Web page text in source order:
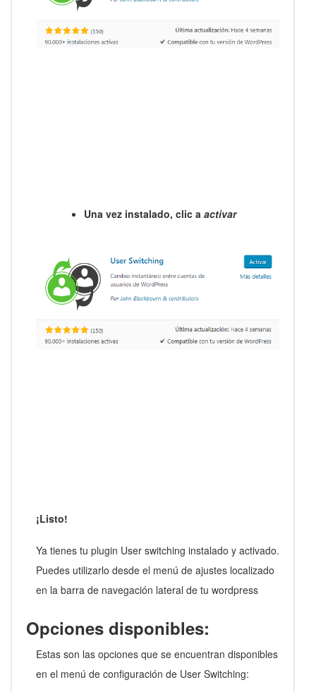
Una vez instalado, clic a activar
¡Listo!
Ya tienes tu plugin User switching instalado y activado.
Puedes utilizarlo desde el menú de ajustes localizado
en la barra de navegación lateral de tu wordpress
Opciones disponibles:
Estas son las opciones que se encuentran disponibles
en el menú de configuración de User Switching: